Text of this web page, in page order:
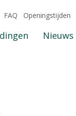
FAQ Openingstijden
Nieuws